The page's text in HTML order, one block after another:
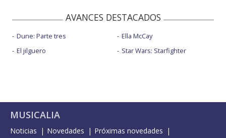
AVANCES DESTACADOS
Dune: Parte tres
El jilguero
Ella McCay
Star Wars: Starfighter
MUSICALIA
Noticias Novedades
Próximas novedades